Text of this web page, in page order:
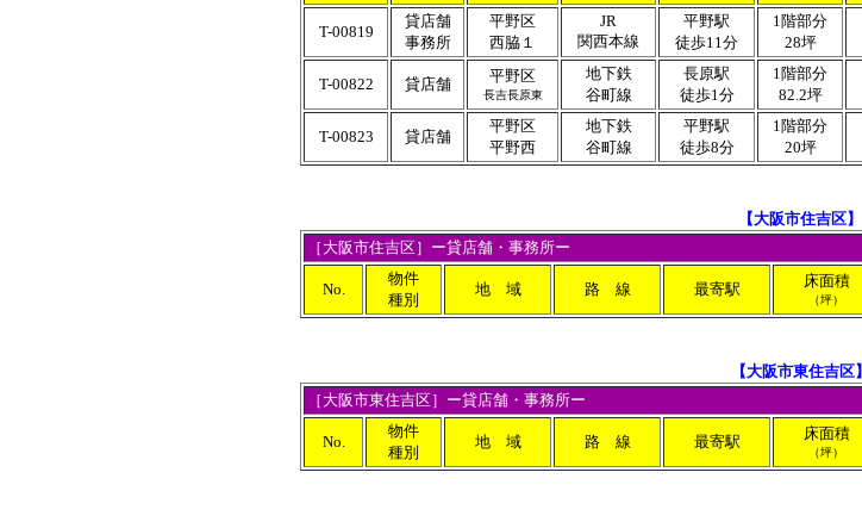
T-00819
貸店舗
事務所
平野区
西脇１
JR
関西本線
平野駅
徒歩11分
1階部分
28坪
T-00822 貸店舗 平野区
長吉長原東
地下鉄
谷町線
長原駅
徒歩1分
1階部分
82.2坪
T-00823 貸店舗
平野区
平野西
地下鉄
谷町線
平野駅
徒歩8分
1階部分
20坪
【大阪市住吉区】
［大阪市住吉区］ー貸店舗・事務所ー
No.
物件
種別
地 域 路 線 最寄駅 床面積
（坪）
【大阪市東住吉区】
［大阪市東住吉区］ー貸店舗・事務所ー
No.
物件
種別
地 域 路 線 最寄駅 床面積
（坪）